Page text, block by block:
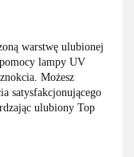
warstwę ulubionej
lampy UV
Możesz
satysfakcjonującego
ulubiony Top